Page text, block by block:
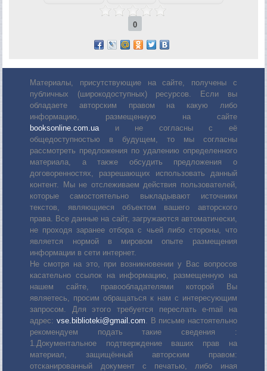
0
Материалы, присутствующие на сайте, получены с
публичных (широкодоступных) ресурсов. Если вы
обладаете авторским правом на какую либо
информацию, размещенную на сайте
booksonline.com.ua и не согласны с её
общедоступностью в будущем, то мы согласны
рассмотреть предложения по удалению определенного
материала, а также обсудить предложения о
договоренностях, разрешающих использовать данный
контент. Мы не отслеживаем действия пользователей,
которые самостоятельно выкладывают источники
текстов, являющиеся объектом вашего авторского
права. Все данные на сайт, загружаются автоматически,
не проходя заранее отбора с чьей либо стороны, что
является нормой в мировом опыте размещения
информации в сети интернет.
Не смотря на это, при возникновении у Вас вопросов
касательно ссылок на информацию, размещенную на
нашем сайте, правообладателями которой Вы
являетесь, просим обращаться к нам с интересующим
запросом. Для этого требуется переслать е-mail на
адрес: vse.biblioteki@gmail.com . В письме настоятельно
рекомендуем подать такие сведения :
1.Документальное подтверждение ваших прав на
материал, защищённый авторским правом:
отсканированный документ с печатью, либо иная